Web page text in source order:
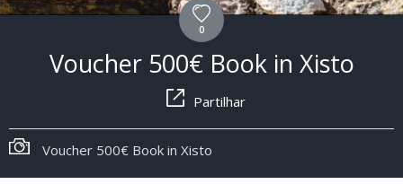
0
Voucher 500€ Book in Xisto
Partilhar
Voucher 500€ Book in Xisto